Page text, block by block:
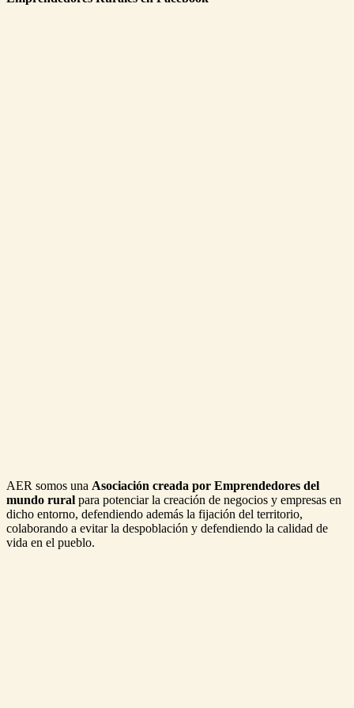
AER somos una Asociación creada por Emprendedores del
mundo rural para potenciar la creación de negocios y empresas en
dicho entorno, defendiendo además la fijación del territorio,
colaborando a evitar la despoblación y defendiendo la calidad de
vida en el pueblo.